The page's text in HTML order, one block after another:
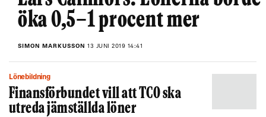
öka 0,5–1 procent mer
SIMON MARKUSSON 13 JUNI 2019 14:41
Lönebildning
Finansförbundet vill att TCO ska
utreda jämställda löner